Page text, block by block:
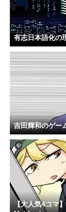
有志日本語化の
吉田輝和のゲー
【大人気4コマ